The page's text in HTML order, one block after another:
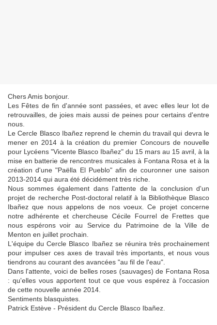
Chers Amis bonjour.
Les Fêtes de fin d'année sont passées, et avec elles leur lot de
retrouvailles, de joies mais aussi de peines pour certains d'entre
nous.
Le Cercle Blasco Ibañez reprend le chemin du travail qui devra le
mener en 2014 à la création du premier Concours de nouvelle
pour Lycéens "Vicente Blasco Ibañez" du 15 mars au 15 avril, à la
mise en batterie de rencontres musicales à Fontana Rosa et à la
création d'une "Paëlla El Pueblo" afin de couronner une saison
2013-2014 qui aura été décidément très riche.
Nous sommes également dans l'attente de la conclusion d'un
projet de recherche Post-doctoral relatif à la Bibliothèque Blasco
Ibañez que nous appelons de nos voeux. Ce projet concerne
notre adhérente et chercheuse Cécile Fourrel de Frettes que
nous espérons voir au Service du Patrimoine de la Ville de
Menton en juillet prochain.
L'équipe du Cercle Blasco Ibañez se réunira très prochainement
pour impulser ces axes de travail très importants, et nous vous
tiendrons au courant des avancées "au fil de l'eau".
Dans l'attente, voici de belles roses (sauvages) de Fontana Rosa
: qu'elles vous apportent tout ce que vous espérez à l'occasion
de cette nouvelle année 2014.
Sentiments blasquistes.
Patrick Estève - Président du Cercle Blasco Ibañez.